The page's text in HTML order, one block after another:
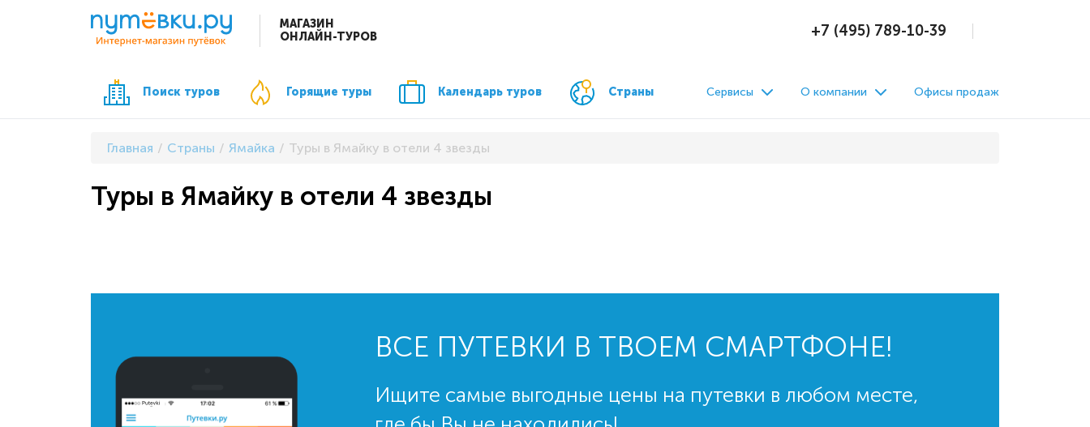
МАГАЗИН
ОНЛАЙН-ТУРОВ
+7 (495) 789-10-39
Поиск туров Горящие туры Календарь туров Страны Сервисы О компании Офисы продаж
Главная Страны Ямайка Туры в Ямайку в отели 4 звезды
Туры в Ямайку в отели 4 звезды
ВСЕ ПУТЕВКИ В ТВОЕМ СМАРТФОНЕ!
Ищите самые выгодные цены на путевки в любом месте,